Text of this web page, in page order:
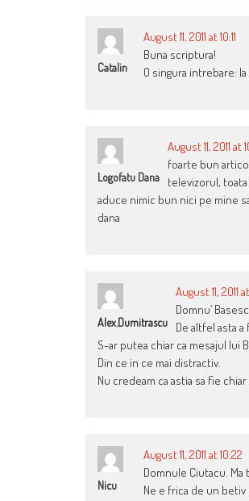
Catalin
August 11, 2011 at 10:11
Buna scriptura!
O singura intrebare:
Logofatu Dana
August 11, 2011 at
foarte bun
televizorul,
aduce nimic bun nici pe mine
dana
Alex.dumitrascu
August 11, 2011
Domnu’
De altfel asta
S-ar putea chiar ca mesajul
Din ce in ce mai distractiv.
Nu credeam ca astia sa fie
Nicu
August 11, 2011 at 10:22
Domnule Ciutacu. Ma
Ne e frica de un betiv